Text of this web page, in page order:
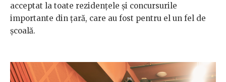
acceptat la toate rezidențele și concursurile
importante din țară, care au fost pentru el un fel de
școală.